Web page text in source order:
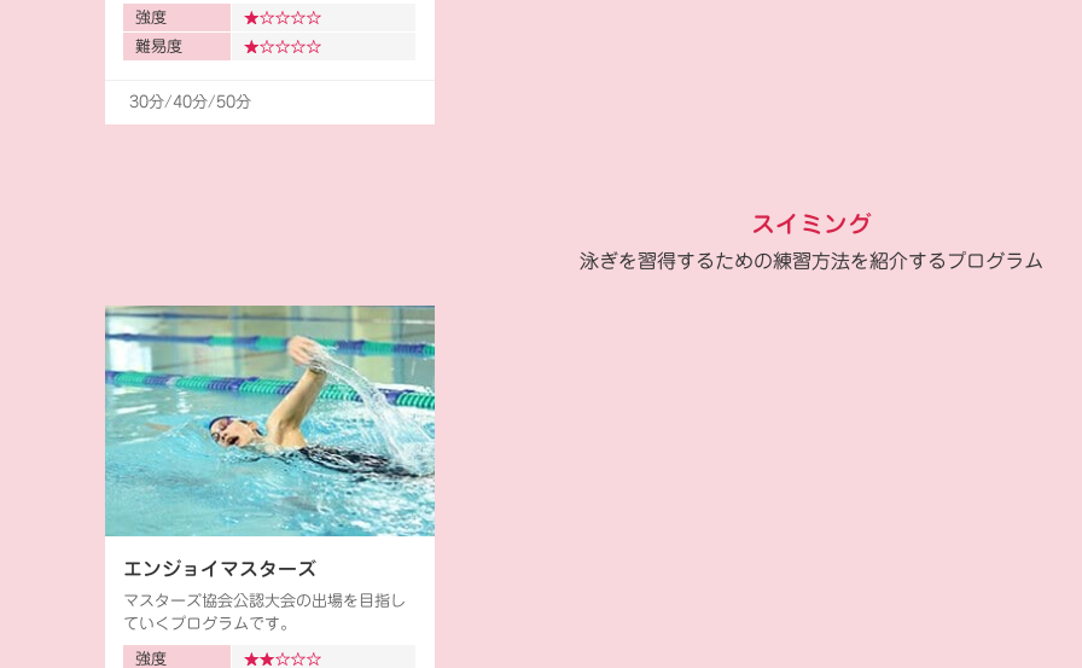
強度
難易度
30分/40分/50分
スイミング
泳ぎを習得するための練習方法を紹介するプログラム
エンジョイマスターズ
マスターズ協会公認大会の出場を目指し
ていくプログラムです。
強度